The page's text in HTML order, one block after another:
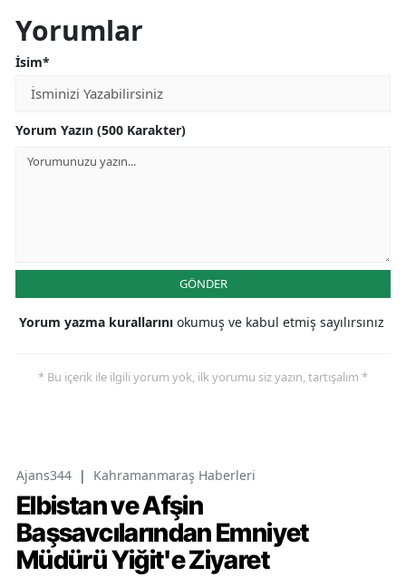
Yorumlar
İsim*
Yorum Yazın (500 Karakter)
GÖNDER
Yorum yazma kurallarını okumuş ve kabul etmiş sayılırsınız
* Bu içerik ile ilgili yorum yok, ilk yorumu siz yazın, tartışalım *
Ajans344 | Kahramanmaraş Haberleri
Elbistan ve Afşin
Başsavcılarından Emniyet
Müdürü Yiğit'e Ziyaret